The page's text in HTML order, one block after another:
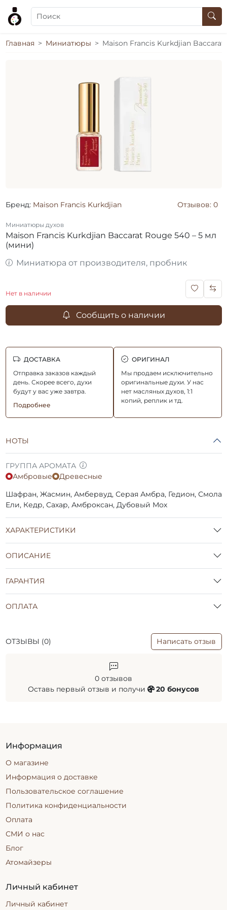
Главная Миниатюры Maison Francis Kurkdjian
НОТЫ
ГРУППА АРОМАТА
Амбровые
Древесные
Шафран, Жасмин, Амбервуд, Серая Амбра, Гедион, Смола
Ели, Кедр, Сахар, Амброксан, Дубовый Мох
ХАРАКТЕРИСТИКИ
ОПИСАНИЕ
ГАРАНТИЯ
ОПЛАТА
Бренд: Maison Francis Kurkdjian Отзывов: 0
Миниатюры духов
Maison Francis Kurkdjian Baccarat Rouge 540 – 5 мл
(мини)
Миниатюра от производителя, пробник
Нет в наличии
Сообщить о наличии
ДОСТАВКА
Отправка заказов каждый
день. Скорее всего, духи
будут у вас уже завтра.
Подробнее
ОРИГИНАЛ
Мы продаем исключительно
оригинальные духи. У нас
нет масляных духов, 1:1
копий, реплик и тд.
0 отзывов
Оставь первый отзыв и получи
20 бонусов
ОТЗЫВЫ (0) Написать отзыв
Информация
О магазине
Информация о доставке
Пользовательское соглашение
Политика конфиденциальности
Оплата
СМИ о нас
Блог
Атомайзеры
Личный кабинет
Личный кабинет